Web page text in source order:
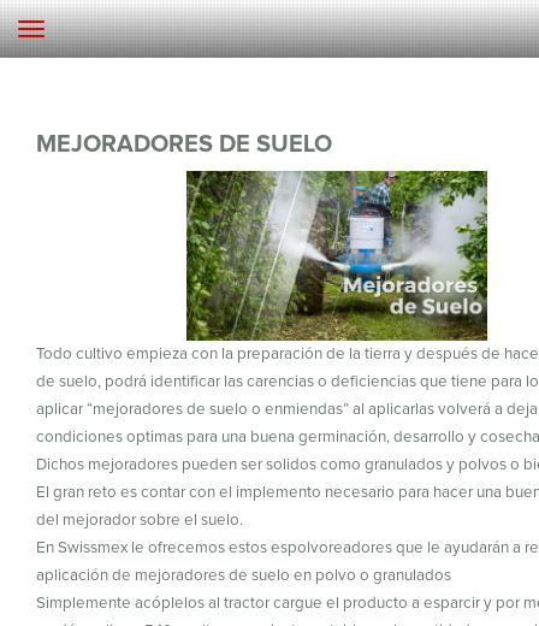
MEJORADORES DE SUELO
Todo cultivo empieza con la preparación de la tierra y después de
de suelo, podrá identificar las carencias o deficiencias que tiene para
aplicar “mejoradores de suelo o enmiendas” al aplicarlas volverá a
condiciones optimas para una buena germinación, desarrollo y
Dichos mejoradores pueden ser solidos como granulados y polvos o
El gran reto es contar con el implemento necesario para hacer una
del mejorador sobre el suelo.
En Swissmex le ofrecemos estos espolvoreadores que le ayudarán a
aplicación de mejoradores de suelo en polvo o granulados
Simplemente acóplelos al tractor cargue el producto a esparcir y por